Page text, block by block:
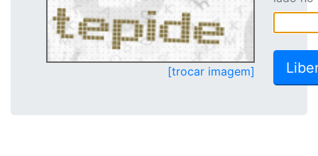
[trocar imagem]